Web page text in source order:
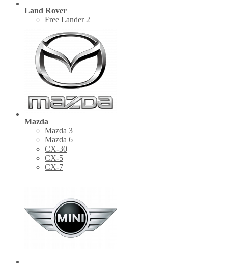
Land Rover
Free Lander 2
Mazda
Mazda 3
Mazda 6
CX-30
СХ-5
CX-7